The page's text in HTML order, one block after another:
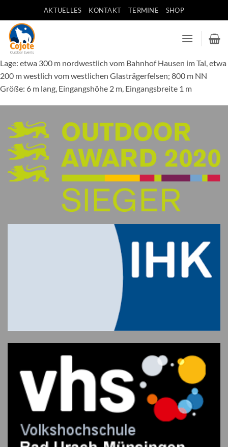
Inhalt
springen
AKTUELLES KONTAKT TERMINE SHOP
Lage: etwa 300 m nordwestlich vom Bahnhof Hausen im Tal, etwa
200 m westlich vom westlichen Glasträgerfelsen; 800 m NN
Größe: 6 m lang, Eingangshöhe 2 m, Eingangsbreite 1 m